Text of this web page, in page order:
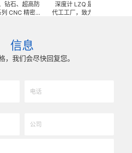
、超高防
精密刀
加工，具
0.5um) 的
。
深度计 LZQ 是一家生产各种牙
代工工厂，致力于超高防锈高硬
来图来样任意定制各种牙科种植
信息
，我们会尽快回复您。